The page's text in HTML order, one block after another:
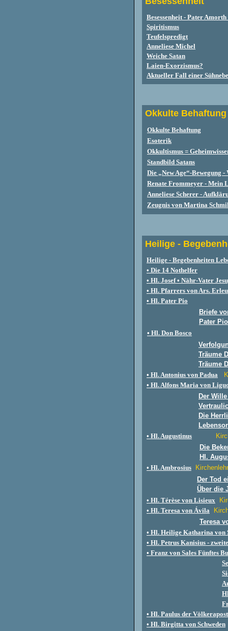
Besessenheit - Pater
Spiritismus
Teufelspredigt
Anneliese Michel
Weiche Satan
Laien-Exorzismus?
Aktueller Fall einer
Okkulte Behaftung
Okkulte Behaftung
Esoterik
Okkultismus =
Standbild Satans
Die „New Age“-Bewegung
Renate Frommeyer - Mein
Anneliese Scherer -
Zeugnis von Martina
Heilige -
Heilige - Begebenheiten
• Die 14 Nothelfer
• Hl. Josef• Nähr-Vater
• Hl. Pfarrers von Ars.
• Hl. Pater Pio
Briefe
Pater
• Hl. Don Bosco
Träume
Träume
• Hl. Antonius von Padua
• Hl. Alfons Maria von
Der
Die
• Hl. Augustinus
Die
Hl.
• Hl. Ambrosius
Der Tod
Über die
• Hl. Térèse von Lisieux
• Hl. Teresa von Ávila
Teresa
• Hl. Heilige Katharina von
• Hl. Petrus Kanisius -
• Franz von Sales Fünftes
• Hl. Paulus der
• Hl. Birgitta von Schweden